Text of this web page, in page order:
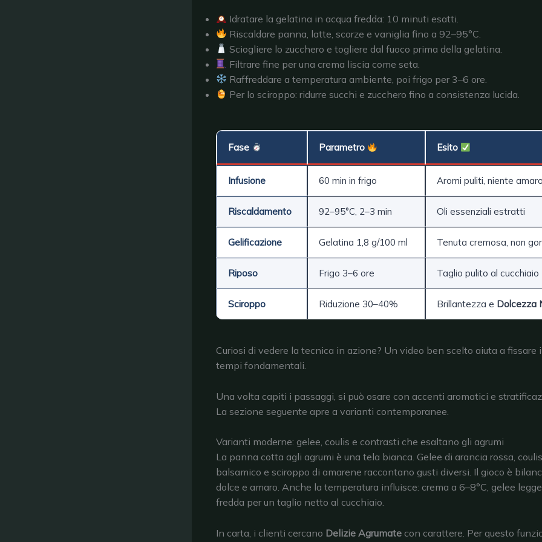
Idratare la gelatina in acqua fredda: 10 minuti esatti.
Riscaldare panna, latte, scorze e vaniglia fino a 92–95°C.
Sciogliere lo zucchero e togliere dal fuoco prima della gelatina.
Filtrare fine per una crema liscia come seta.
Raffreddare a temperatura ambiente, poi frigo per 3–6 ore.
Per lo sciroppo: ridurre succhi e zucchero fino a consistenza lucida.
Fase Parametro Esito
Infusione 60 min in frigo Aromi puliti, niente amaro
Riscaldamento 92–95°C, 2–3 min Oli essenziali estratti
Gelificazione Gelatina 1,8 g/100 ml Tenuta cremosa, non
Riposo Frigo 3–6 ore Taglio pulito al cucchiaio
Sciroppo Riduzione 30–40% Brillantezza e Dolcezza
Curiosi di vedere la tecnica in azione? Un video ben scelto aiuta a fissare
tempi fondamentali.
Una volta capiti i passaggi, si può osare con accenti aromatici e
La sezione seguente apre a varianti contemporanee.
Varianti moderne: gelee, coulis e contrasti che esaltano gli agrumi
La panna cotta agli agrumi è una tela bianca. Gelee di arancia rossa,
balsamico e sciroppo di amarene raccontano gusti diversi. Il gioco è
dolce e amaro. Anche la temperatura influisce: crema a 6–8°C, gelee
fredda per un taglio netto al cucchiaio.
In carta, i clienti cercano Delizie Agrumate con carattere. Per questo